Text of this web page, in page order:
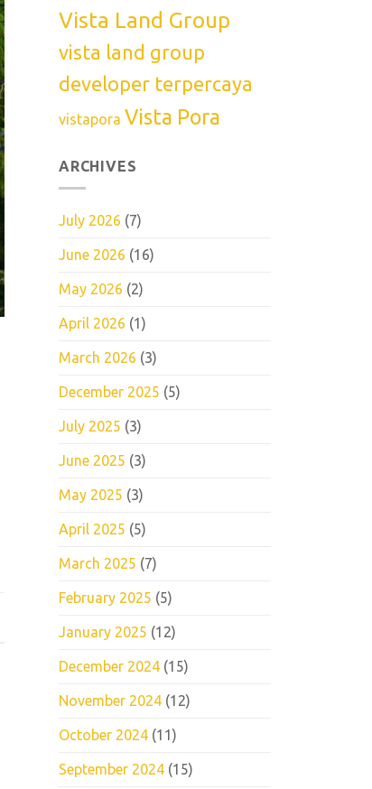
Vista Land Group
vista land group
developer terpercaya
vistapora Vista Pora
ARCHIVES
July 2026 (7)
June 2026 (16)
May 2026 (2)
April 2026 (1)
March 2026 (3)
December 2025 (5)
July 2025 (3)
June 2025 (3)
May 2025 (3)
April 2025 (5)
March 2025 (7)
February 2025 (5)
January 2025 (12)
December 2024 (15)
November 2024 (12)
October 2024 (11)
September 2024 (15)